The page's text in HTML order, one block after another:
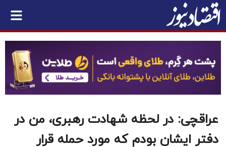
عراقچی: در لحظه شهادت رهبری، من در
دفتر ایشان بودم که مورد حمله قرار